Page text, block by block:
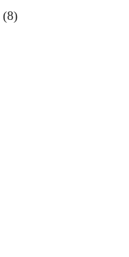
(8)